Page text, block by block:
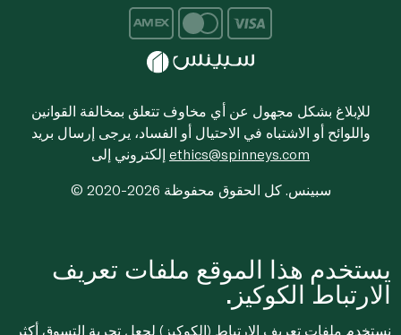
للإبلاغ بشكل مجهول عن أي مخاوف تتعلق بمخالفة القوانين
واللوائح أو الاشتباه في الاحتيال أو الفساد، يرجى إرسال بريد
ethics@spinneys.com
© 2020-2026 سبينس. كل الحقوق محفوظة
يستخدم هذا الموقع ملفات تعريف
الارتباط الكوكيز.
نستخدم ملفات تعريف الارتباط (الكوكيز) لجعل تجربة التسوق أكثر